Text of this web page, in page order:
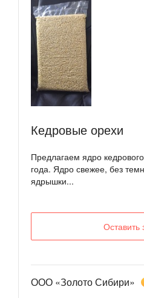
Кедровые орехи
Предлагаем ядро
года. Ядро свежее, без
ядрышки...
Оставить
ООО «Золото Сибири»